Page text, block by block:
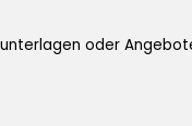
oder